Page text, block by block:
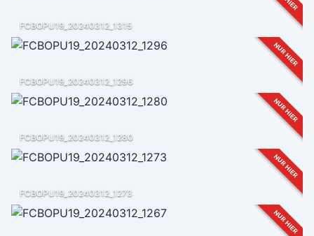
FCBOPU19_20240312_1315
NUR HIER
FCBOPU19_20240312_1296
NUR HIER
FCBOPU19_20240312_1280
NUR HIER
FCBOPU19_20240312_1273
NUR HIER